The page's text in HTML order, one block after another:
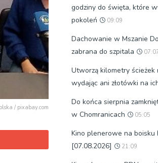
/ pixabay.com
godziny do święta, które
pokoleń
09:09
Dachowanie w Mszanie
zabrana do szpitala
Utworzą kilometry
wydając ani złotówki na
Do końca sierpnia
w Chomranicach
05:05
Kino plenerowe na boisku
[07.08.2026]
21:09